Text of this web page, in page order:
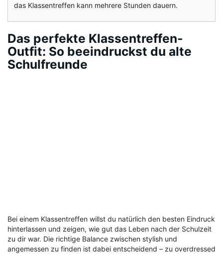
das Klassentreffen kann mehrere Stunden dauern.
Das perfekte Klassentreffen-
Outfit: So beeindruckst du alte
Schulfreunde
Bei einem Klassentreffen willst du natürlich den besten Eindruck
hinterlassen und zeigen, wie gut das Leben nach der Schulzeit
zu dir war. Die richtige Balance zwischen stylish und
angemessen zu finden ist dabei entscheidend – zu overdressed